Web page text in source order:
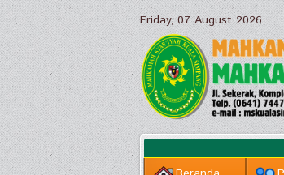
Friday, 07 August 2026